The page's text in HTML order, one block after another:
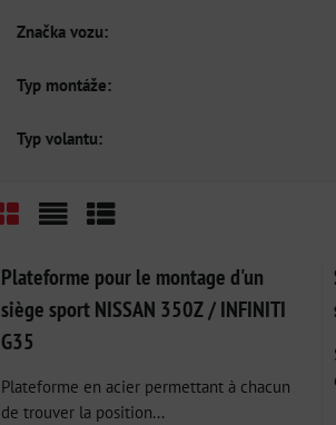
Značka vozu:
Typ montáže:
Typ volantu:
Plateforme pour le montage d'un
siège sport NISSAN 350Z / INFINITI
G35
Plateforme en acier permettant à chacun
de trouver la position...